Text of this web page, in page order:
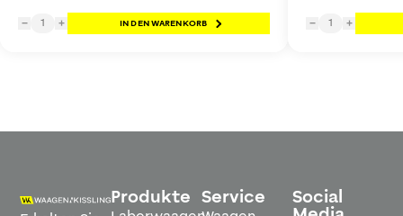
− 1 + IN DEN WARENKORB − 1 +
Produkte Service Social